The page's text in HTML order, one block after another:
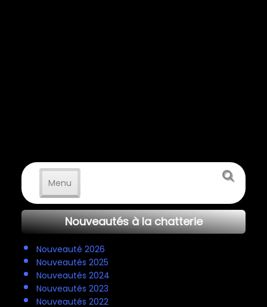
Menu
Notre Chatterie
Nos installations
Nouveautés à la chatterie
Nouveauté 2026
Nouveautés 2025
Nouveautés 2024
Nouveautés 2023
Nouveautés 2022